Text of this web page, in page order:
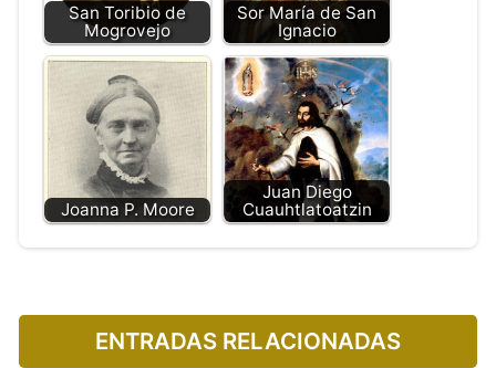
San Toribio de
Mogrovejo
Sor María de San
Ignacio
Joanna P. Moore
Juan Diego
Cuauhtlatoatzin
ENTRADAS RELACIONADAS